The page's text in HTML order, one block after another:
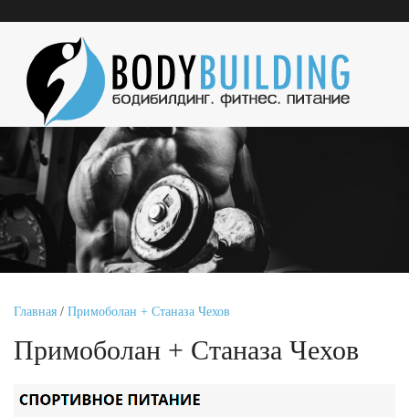
Главная / Примоболан + Станаза Чехов
Примоболан + Станаза Чехов